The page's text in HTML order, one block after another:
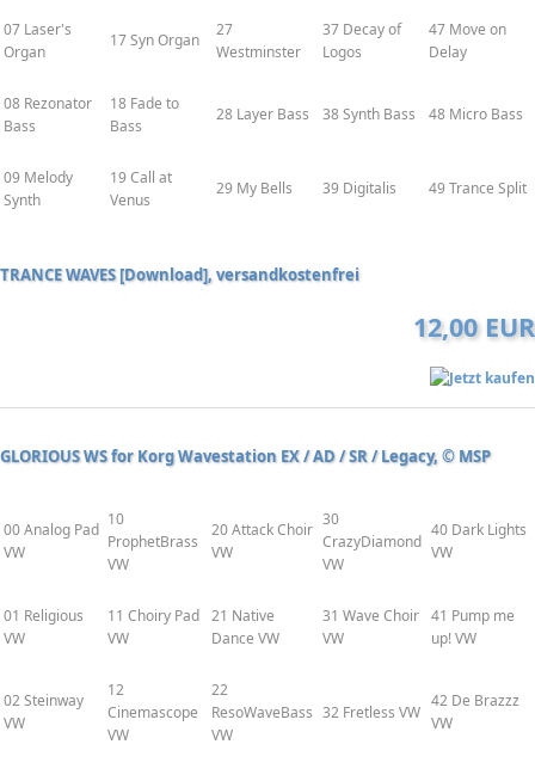
07 Laser's
Organ
17 Syn Organ
27
Westminster
37 Decay of
Logos
47 Move on
Delay
08 Rezonator
Bass
18 Fade to
Bass
28 Layer Bass 38 Synth Bass 48 Micro Bass
09 Melody
Synth
19 Call at
Venus
29 My Bells 39 Digitalis 49 Trance Split
TRANCE WAVES [Download], versandkostenfrei
12,00 EUR
GLORIOUS WS for Korg Wavestation EX / AD / SR / Legacy, © MSP
00 Analog Pad
VW
10
ProphetBrass
VW
20 Attack Choir
VW
30
CrazyDiamond
VW
40 Dark Lights
VW
01 Religious
VW
11 Choiry Pad
VW
21 Native
Dance VW
31 Wave Choir
VW
41 Pump me
up! VW
02 Steinway
VW
12
Cinemascope
VW
22
ResoWaveBass
VW
32 Fretless VW
42 De Brazzz
VW